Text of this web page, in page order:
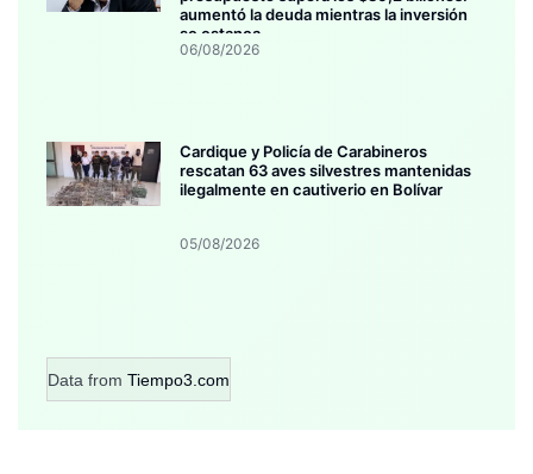
aumentó la deuda mientras la inversión
se estanca
06/08/2026
Cardique y Policía de Carabineros
rescatan 63 aves silvestres mantenidas
ilegalmente en cautiverio en Bolívar
05/08/2026
Data from Tiempo3.com